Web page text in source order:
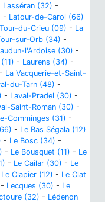
Lasséran (32) -
- Latour-de-Carol (66)
du-Crieu (09) - La
sur-Orb (34) -
l'Ardoise (30) -
- Laurens (34) -
- La Vacquerie-et-Saint-
du-Tarn (48) -
- Laval-Pradel (30) -
Saint-Roman (30) -
Comminges (31) -
- Le Bas Ségala (12)
- Le Bosc (34) -
- Le Bousquet (11) - Le
- Le Cailar (30) - Le
Le Clapier (12) - Le Clat
- Lecques (30) - Le
(32) - Lédenon